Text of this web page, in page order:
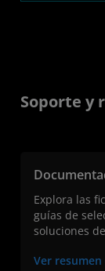
Soporte y
Explora las
guías de
soluciones
Ver